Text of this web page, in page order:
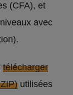
(CFA), et
avec
télécharger
utilisées